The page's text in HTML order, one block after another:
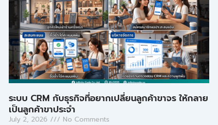
ระบบ CRM กับธุรกิจที่อยากเปลี่ยนลูกค้าขาจร ให้กลาย
เป็นลูกค้าขาประจำ
July 2, 2026
No Comments